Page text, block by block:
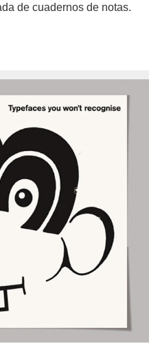
de cuadernos de notas.
author/chiara-